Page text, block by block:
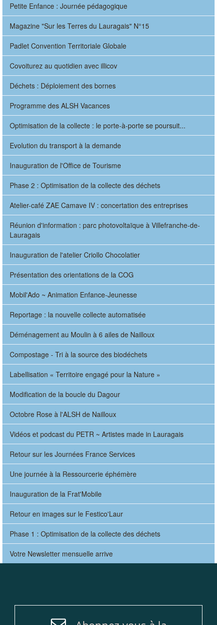
Petite Enfance : Journée pédagogique
Magazine "Sur les Terres du Lauragais" N°15
Padlet Convention Territoriale Globale
Covoiturez au quotidien avec illicov
Déchets : Déploiement des bornes
Programme des ALSH Vacances
Optimisation de la collecte : le porte-à-porte se poursuit...
Evolution du transport à la demande
Inauguration de l'Office de Tourisme
Phase 2 : Optimisation de la collecte des déchets
Atelier-café ZAE Camave IV : concertation des entreprises
Réunion d'information : parc photovoltaïque à Villefranche-de-
Lauragais
Inauguration de l'atelier Criollo Chocolatier
Présentation des orientations de la COG
Mobil'Ado ~ Animation Enfance-Jeunesse
Reportage : la nouvelle collecte automatisée
Déménagement au Moulin à 6 ailes de Nailloux
Compostage - Tri à la source des biodéchets
Labellisation « Territoire engagé pour la Nature »
Modification de la boucle du Dagour
Octobre Rose à l'ALSH de Nailloux
Vidéos et podcast du PETR ~ Artistes made in Lauragais
Retour sur les Journées France Services
Une journée à la Ressourcerie éphémère
Inauguration de la Frat'Mobile
Retour en images sur le Festico'Laur
Phase 1 : Optimisation de la collecte des déchets
Votre Newsletter mensuelle arrive